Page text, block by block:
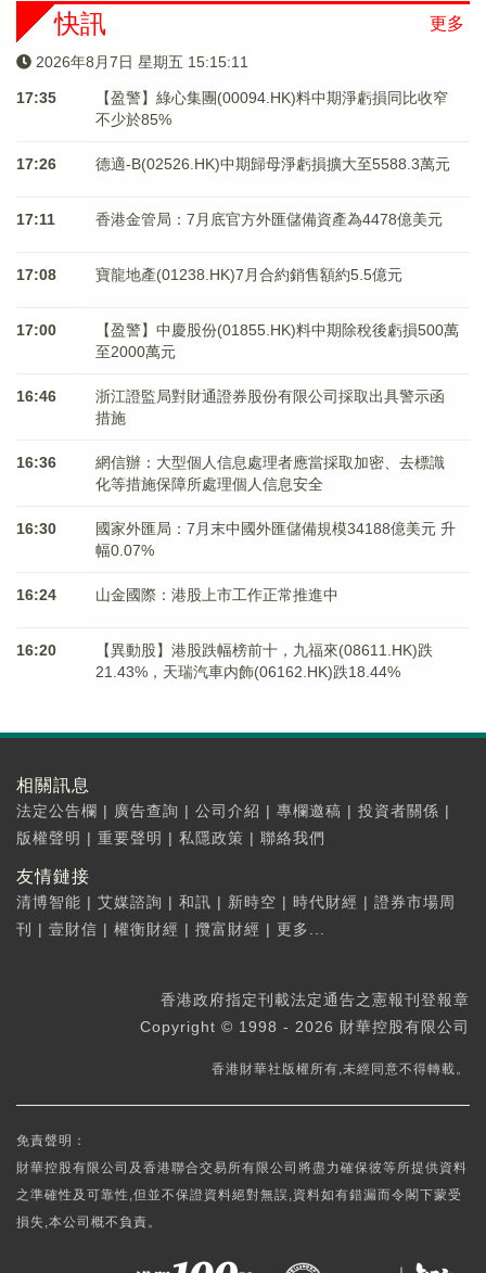
更多
快訊
2026年8月7日 星期五 15:15:12
17:35
【盈警】綠心集團(00094.HK)料中期淨虧損同比收窄
不少於85%
17:26 德適-B(02526.HK)中期歸母淨虧損擴大至5588.3萬元
17:11 香港金管局：7月底官方外匯儲備資產為4478億美元
17:08 寶龍地產(01238.HK)7月合約銷售額約5.5億元
17:00
【盈警】中慶股份(01855.HK)料中期除稅後虧損500萬
至2000萬元
16:46
浙江證監局對財通證券股份有限公司採取出具警示函
措施
16:36
網信辦：大型個人信息處理者應當採取加密、去標識
化等措施保障所處理個人信息安全
16:30
國家外匯局：7月末中國外匯儲備規模34188億美元 升
幅0.07%
16:24 山金國際：港股上市工作正常推進中
16:20
【異動股】港股跌幅榜前十，九福來(08611.HK)跌
21.43%，天瑞汽車内飾(06162.HK)跌18.44%
相關訊息
法定公告欄 | 廣告查詢 | 公司介紹 | 專欄邀稿 | 投資者關係 |
版權聲明 | 重要聲明 | 私隱政策 | 聯絡我們
友情鏈接
清博智能 | 艾媒諮詢 | 和訊 | 新時空 | 時代財經 | 證券市場周
刊
| 壹財信 | 權衡財經 | 攬富財經 | 更多...
香港政府指定刊載法定通告之憲報刊登報章
Copyright © 1998 - 2026 財華控股有限公司
香港財華社版權所有,未經同意不得轉載。
免責聲明：
財華控股有限公司及香港聯合交易所有限公司將盡力確保彼等所提供資料
之準確性及可靠性,但並不保證資料絕對無誤,資料如有錯漏而令閣下蒙受
損失,本公司概不負責。